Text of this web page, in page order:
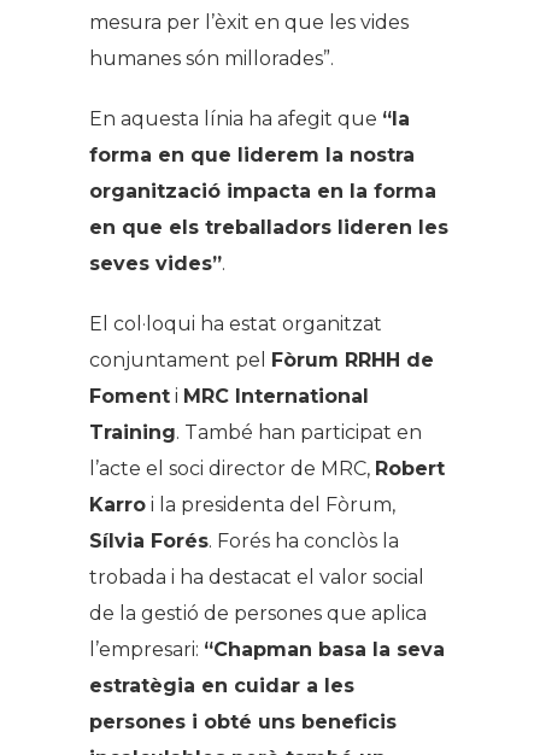
mesura per l’èxit en que les vides
humanes són millorades”.
En aquesta línia ha afegit que “la
forma en que liderem la nostra
organització impacta en la forma
en que els treballadors lideren les
seves vides”.
El col·loqui ha estat organitzat
conjuntament pel Fòrum RRHH de
Foment i MRC International
Training. També han participat en
l’acte el soci director de MRC, Robert
Karro i la presidenta del Fòrum,
Sílvia Forés. Forés ha conclòs la
trobada i ha destacat el valor social
de la gestió de persones que aplica
l’empresari: “Chapman basa la seva
estratègia en cuidar a les
persones i obté uns beneficis